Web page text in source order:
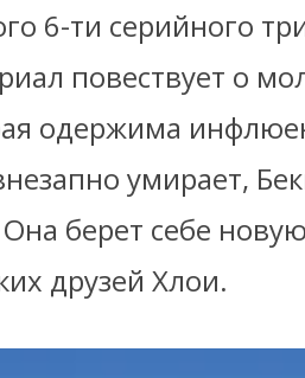
6-ти серийного
повествует о
одержима
умирает,
берет себе
друзей Хлои.